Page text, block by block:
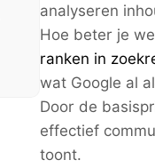
analyseren
Hoe beter je
ranken in
wat Google al
Door de
effectief
toont.